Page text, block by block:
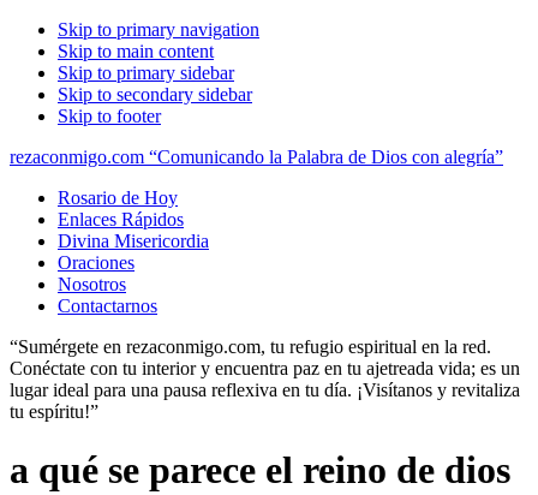
Skip to primary navigation
Skip to main content
Skip to primary sidebar
Skip to secondary sidebar
Skip to footer
rezaconmigo.com “Comunicando la Palabra de Dios con alegría”
Rosario de Hoy
Enlaces Rápidos
Divina Misericordia
Oraciones
Nosotros
Contactarnos
“Sumérgete en rezaconmigo.com, tu refugio espiritual en la red.
Conéctate con tu interior y encuentra paz en tu ajetreada vida; es un
lugar ideal para una pausa reflexiva en tu día. ¡Visítanos y revitaliza
tu espíritu!”
a qué se parece el reino de dios